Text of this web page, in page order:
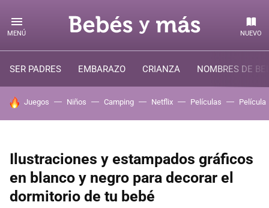
MENÚ NUEVO
SER PADRES EMBARAZO CRIANZA NOMBRES DE
HOY SE HABLA DE
Juegos Niños Camping Netflix Películas Película
Ilustraciones y estampados gráficos
en blanco y negro para decorar el
dormitorio de tu bebé